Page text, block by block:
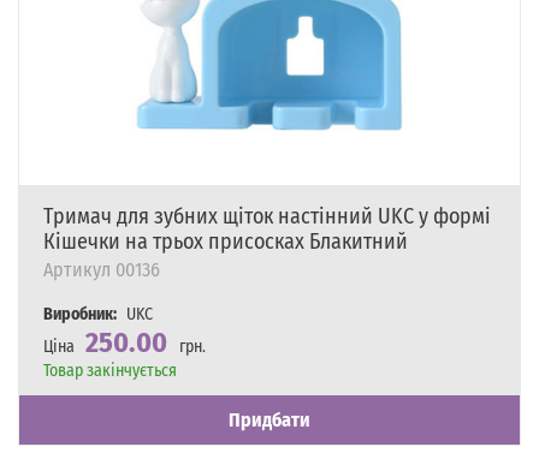
Тримач для зубних щіток настінний UKC у формі
Кішечки на трьох присосках Блакитний
Артикул 00136
Виробник: UKC
Ціна 250.00
грн.
Наявність
Товар закінчується
Придбати